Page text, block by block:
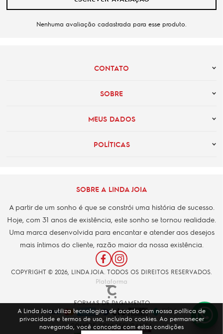
Nenhuma avaliação cadastrada para esse produto.
CONTATO
SOBRE
MEUS DADOS
POLÍTICAS
SOBRE A LINDA JOIA
A partir de um sonho é que se constrói uma história de sucesso.
Hoje, com 31 anos de existência, este sonho se tornou realidade.
Uma marca desenvolvida para encantar e atender aos desejos
mais íntimos do cliente, razão maior da nossa existência.
COPYRIGHT © 2026, LINDA JOIA. TODOS OS DIREITOS RESERVADOS.
Plataforma
FORMAS DE PAGAMENTO
COMPRE COM SEGURANÇA
A Linda Joia utiliza tecnologias de acordo com nossa política de
privacidade e termos de uso, incluindo cookies. Ao permanecer
navegando, você concorda com estas condições